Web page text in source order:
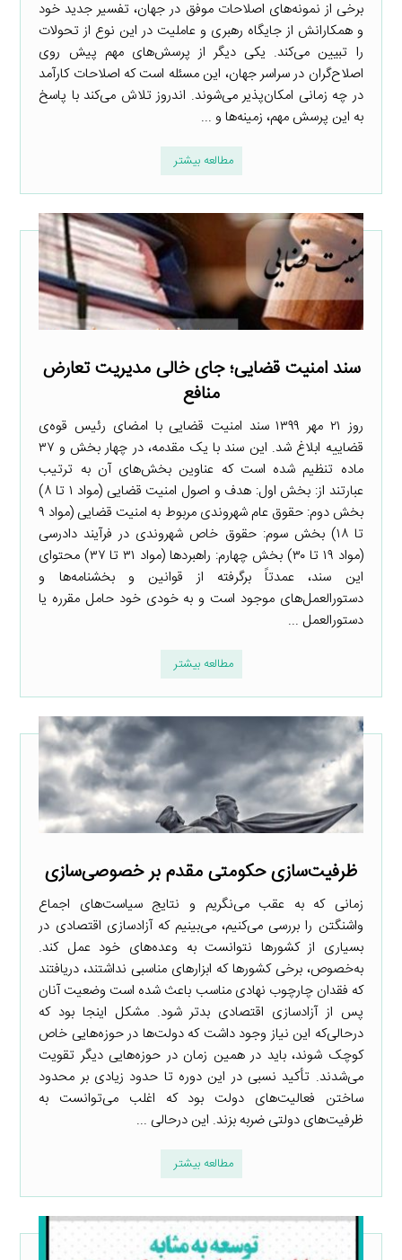
برخی از نمونه‌های اصلاحات موفق در جهان، تفسیر جدید خود
و همکارانش از جایگاه رهبری و عاملیت در این نوع از تحولات
را تبیین می‌کند. یکی دیگر از پرسش‌های مهم پیش روی
اصلاح‌گران در سراسر جهان، این مسئله است که اصلاحات کارآمد
در چه زمانی امکان‌پذیر می‌شوند. اندروز تلاش می‌کند با پاسخ
به این پرسش مهم، زمینه‌ها و ...
مطالعه بیشتر
سند امنیت قضایی؛ جای خالی مدیریت تعارض
منافع
روز ۲۱ مهر ۱۳۹۹ سند امنیت قضایی با امضای رئیس قوه‌ی
قضاییه ابلاغ شد. این سند با یک مقدمه، در چهار بخش و ۳۷
ماده تنظیم شده است که عناوین بخش‌های آن به ترتیب
عبارتند از: بخش اول: هدف و اصول امنیت قضایی (مواد ۱ تا ۸)
بخش دوم: حقوق عام شهروندی مربوط به امنیت قضایی (مواد ۹
تا ۱۸) بخش سوم: حقوق خاص شهروندی در فرآیند دادرسی
(مواد ۱۹ تا ۳۰) بخش چهارم: راهبرد‌ها (مواد ۳۱ تا ۳۷) محتوای
این سند، عمدتاً برگرفته از قوانین و بخشنامه‌ها و
دستورالعمل‌های موجود است و به خودی خود حامل مقرره یا
دستورالعمل ...
مطالعه بیشتر
ظرفیت‌سازی حکومتی مقدم بر خصوصی‌سازی
زمانی که به عقب می‌نگریم و نتایج سیاست‌های اجماع
واشنگتن را بررسی می‌کنیم، می‌بینیم که آزادسازی اقتصادی در
بسیاری از کشورها نتوانست به وعده‌های خود عمل کند.
به‌خصوص، برخی کشورها که ابزارهای مناسبی نداشتند، دریافتند
که فقدان چارچوب نهادی مناسب باعث شده است وضعیت آنان
پس از آزادسازی اقتصادی بدتر شود. مشکل اینجا بود که
درحالی‌که این نیاز وجود داشت که دولت‌ها در حوزه‌هایی خاص
کوچک شوند، باید در همین زمان در حوزه‌هایی دیگر تقویت
می‌شدند. تأکید نسبی در این دوره تا حدود زیادی بر محدود
ساختن فعالیت‌های دولت بود که اغلب می‌توانست به
ظرفیت‌های دولتی ضربه بزند. این درحالی ...
مطالعه بیشتر